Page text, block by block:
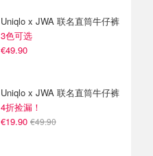
Uniqlo x JWA 联名直筒牛仔裤
3色可选
€49.90
Uniqlo x JWA 联名直筒牛仔裤
4折捡漏！
€19.90 €49.90